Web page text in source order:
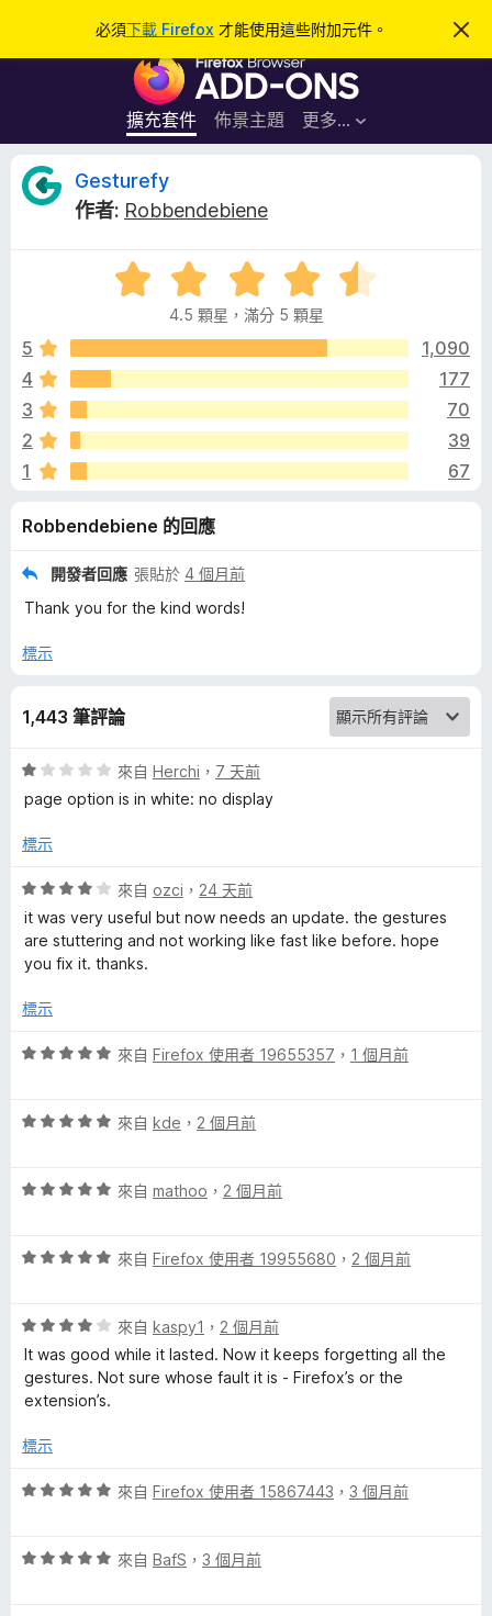
必須下載 Firefox 才能使用這些附加元件。
忽
此
F
r
e
x
覽
器
附
加
件
擴充套件 佈景主題 更多…
登入
G
t
u
r
e
f
y
評
論
Gesturefy
作者: Robbendebiene
評
價
.
分
滿
5
4.5 顆星，滿分 5 顆星
5
1,090
4
177
3
70
2
39
1
67
Robbendebiene 的回應
開發者回應 張貼於 4 個月前
Thank you for the kind words!
標示
1,443 筆評論
評
價
分
滿
分
來自 Herchi ， 7 天前
page option is in white: no display
標示
評
價
4
分
滿
5
來自 ozci ， 24 天前
it was very useful but now needs an update. the gestures
are stuttering and not working like fast like before. hope
you fix it. thanks.
標示
評
分
分
來自 Firefox 使用者 19655357 ， 1 個月前
評
分
分
來自 kde ， 2 個月前
評
分
分
5
分
來自 mathoo ， 2 個月前
評
分
，
滿
分
分
來自 Firefox 使用者 19955680 ， 2 個月前
評
價
4
分
滿
5
來自 kaspy1 ， 2 個月前
It was good while it lasted. Now it keeps forgetting all the
gestures. Not sure whose fault it is - Firefox’s or the
extension’s.
標示
評
分
來自 Firefox 使用者 15867443 ， 3 個月前
評
來自 BafS ， 3 個月前